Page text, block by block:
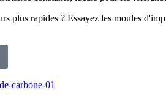
plus rapides ? Essayez les moules